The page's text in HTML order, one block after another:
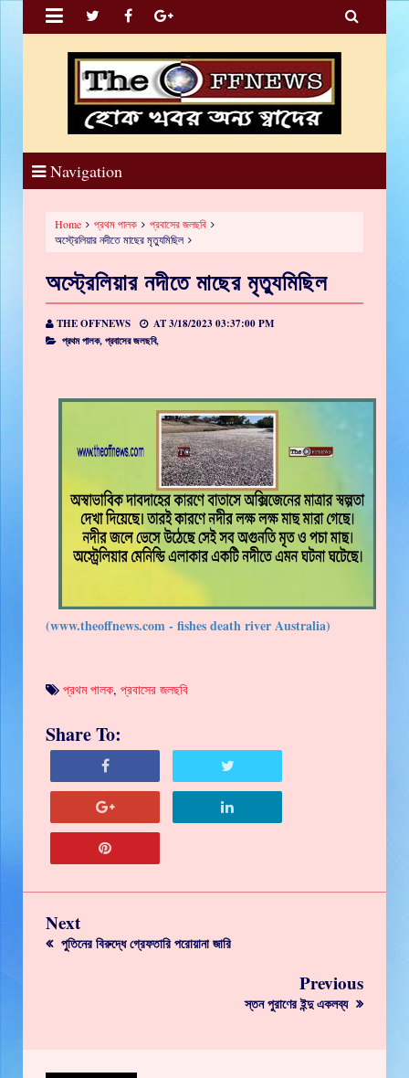
 
Navigation
Home প্রথম পালক
প্রবাসের জলছবি
অস্ট্রেলিয়ার নদীতে মাছের মৃত্যুমিছিল
অস্ট্রেলিয়ার নদীতে মাছের মৃত্যুমিছিল
THE OFFNEWS AT3/18/2023 03:37:00 PM
প্রথম পালক,প্রবাসের জলছবি,
(www.theoffnews.com - fishes death river Australia)
প্রথম পালক, প্রবাসের জলছবি
Share To:
Next
পুতিনের বিরুদ্ধে গ্রেফতারি পরোয়ানা জারি
Previous
স্তন পুরাণের ইন্দু একলব্য